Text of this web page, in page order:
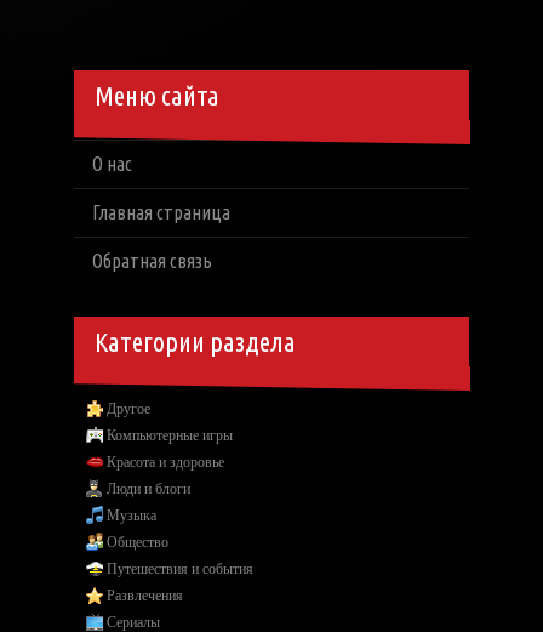
Меню сайта
О нас
Главная страница
Обратная связь
Категории раздела
Другое
Компьютерные игры
Красота и здоровье
Люди и блоги
Музыка
Общество
Путешествия и события
Развлечения
Сериалы